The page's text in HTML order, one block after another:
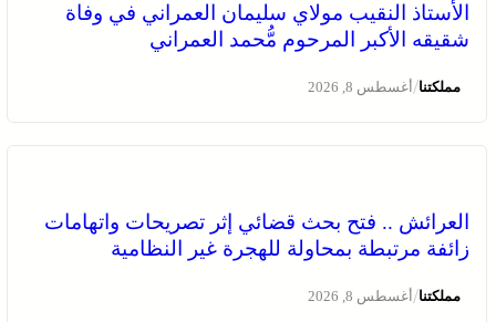
الأستاذ النقيب مولاي سليمان العمراني في وفاة
شقيقه الأكبر المرحوم مُّحمد العمراني
مملكتنا/أغسطس 8, 2026
العرائش .. فتح بحث قضائي إثر تصريحات واتهامات
زائفة مرتبطة بمحاولة للهجرة غير النظامية
مملكتنا/أغسطس 8, 2026